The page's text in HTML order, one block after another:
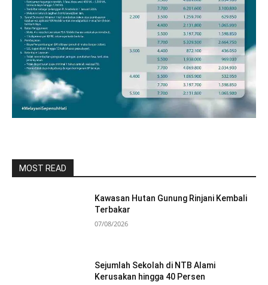
MOST READ
Kawasan Hutan Gunung Rinjani Kembali
Terbakar
07/08/2026
Sejumlah Sekolah di NTB Alami
Kerusakan hingga 40 Persen